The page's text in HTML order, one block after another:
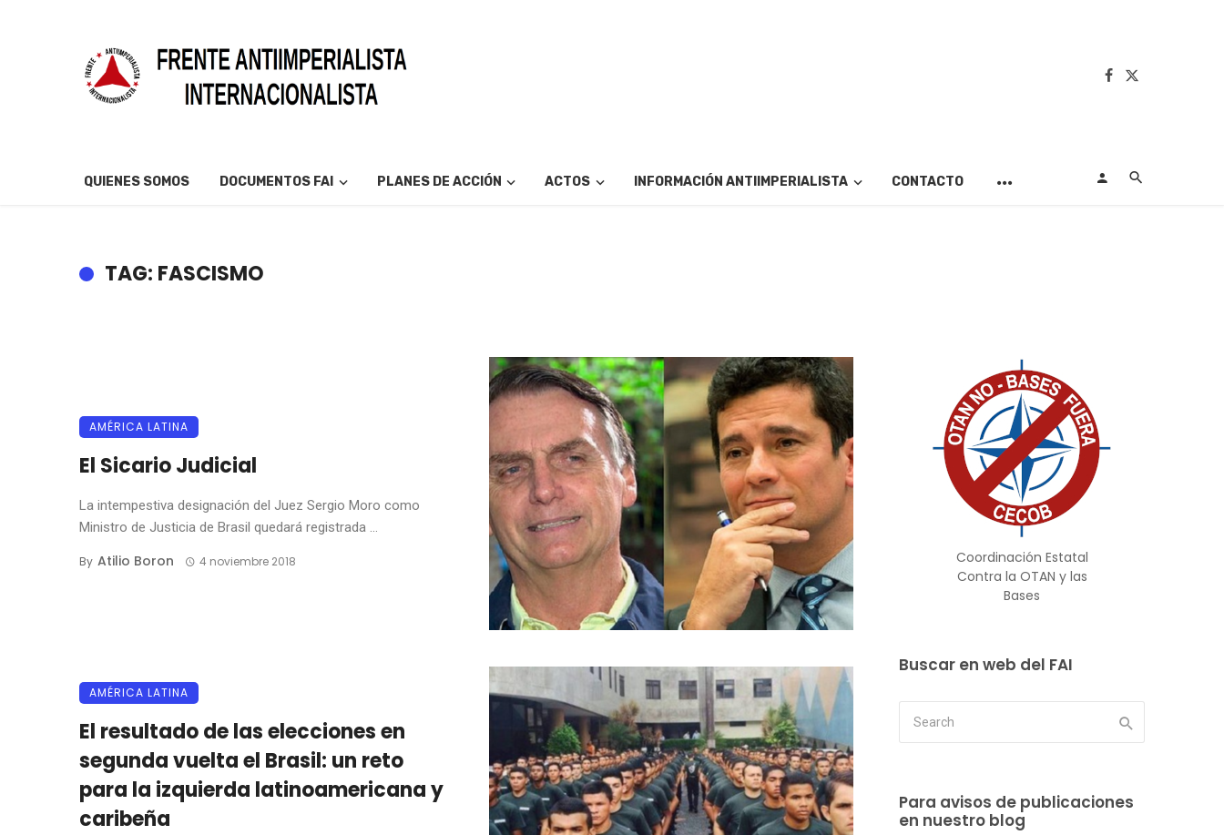
QUIENES SOMOS DOCUMENTOS FAI PLANES DE ACCIÓN ACTOS INFORMACIÓN ANTIIMPERIALISTA CONTACTO
TAG: FASCISMO
AMÉRICA LATINA
El Sicario Judicial
La intempestiva designación del Juez Sergio Moro como
Ministro de Justicia de Brasil quedará registrada ...
By Atilio Boron 4 noviembre 2018
AMÉRICA LATINA
El resultado de las elecciones en
segunda vuelta el Brasil: un reto
para la izquierda latinoamericana y
caribeña
Coordinación Estatal
Contra la OTAN y las
Bases
Buscar en web del FAI
Para avisos de publicaciones
en nuestro blog